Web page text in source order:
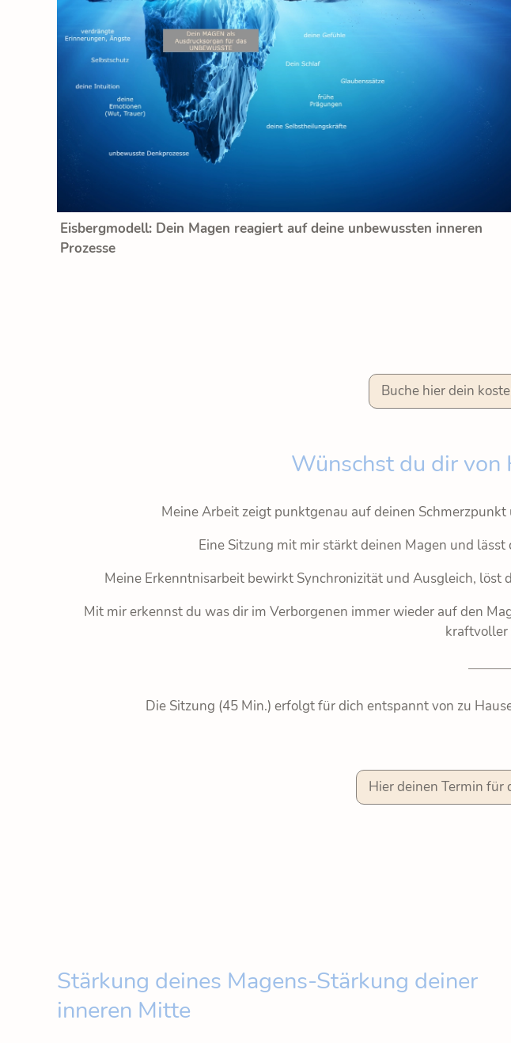
Eisbergmodell: Dein Magen reagiert auf deine unbewussten inneren
Prozesse
Buche hier dein
Wünschst du dir von
Meine Arbeit zeigt punktgenau auf deinen
Eine Sitzung mit mir stärkt deinen Magen und
Meine Erkenntnisarbeit bewirkt Synchronizität und Ausgleich, löst
Mit mir erkennst du was dir im Verborgenen immer wieder auf den
kraftvoller
Die Sitzung (45 Min.) erfolgt für dich entspannt von zu
Hier deinen Termin für
Stärkung deines Magens-Stärkung deiner
inneren Mitte